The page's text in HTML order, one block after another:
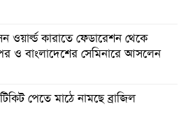
ওয়ার্ল্ড কারাতে ফেডারেশন থেকে
পর ও বাংলাদেশের সেমিনারে আসলেন
পেতে মাঠে নামছে ব্রাজিল